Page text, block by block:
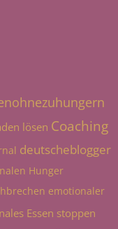
lösen Coaching
deutscheblogger
Hunger
emotionaler
Essen stoppen